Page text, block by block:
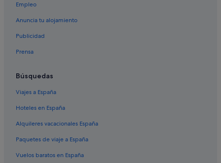
Casas de campo en Calas de Mallorca
Empleo
Anuncia tu alojamiento
Publicidad
Prensa
Búsquedas
Viajes a España
Hoteles en España
Alquileres vacacionales España
Paquetes de viaje a España
Vuelos baratos en España